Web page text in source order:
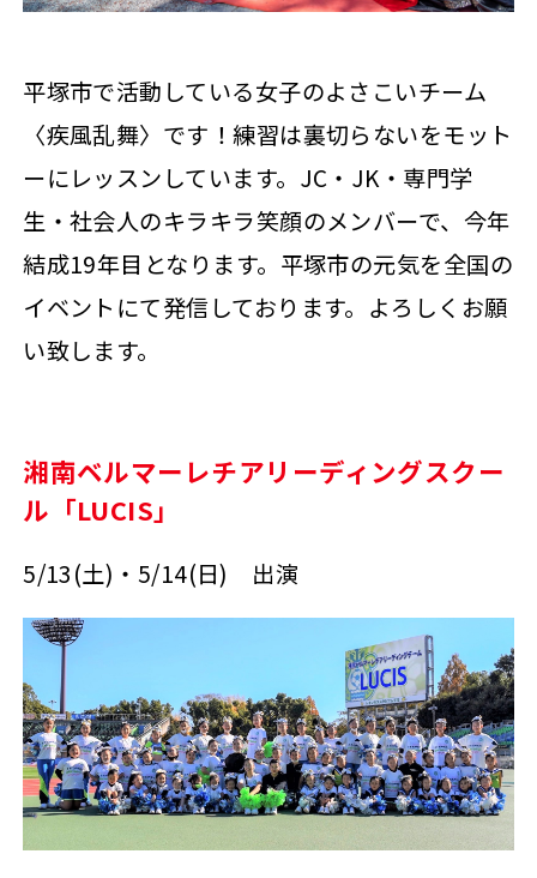
平塚市で活動している女子のよさこいチーム
〈疾風乱舞〉です！練習は裏切らないをモット
ーにレッスンしています。JC・JK・専門学
生・社会人のキラキラ笑顔のメンバーで、今年
結成19年目となります。平塚市の元気を全国の
イベントにて発信しております。よろしくお願
い致します。
湘南ベルマーレチアリーディングスクー
ル「LUCIS」
5/13(土)・5/14(日) 出演